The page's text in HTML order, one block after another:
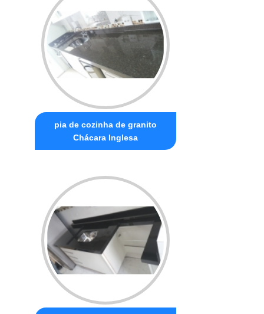
pia de cozinha de granito
Chácara Inglesa